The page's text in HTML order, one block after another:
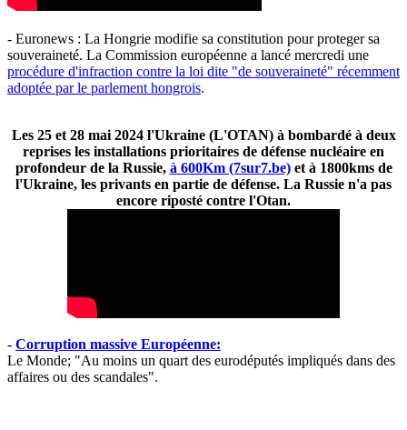
- Euronews : La Hongrie modifie sa constitution pour proteger sa
souveraineté. La Commission européenne a lancé mercredi une
procédure d'infraction contre la loi dite "de souveraineté" récemment
adoptée par le parlement hongrois.
Les 25 et 28 mai 2024 l'Ukraine (L'OTAN) à bombardé à deux
reprises les installations prioritaires de défense nucléaire en
profondeur de la Russie, à 600Km (7sur7.be)et à 1800kms de
l'Ukraine, les privants en partie de défense. La Russie n'a pas
encore riposté contre l'Otan.
- Corruption massive Européenne:
Le Monde; "Au moins un quart des eurodéputés impliqués dans des
affaires ou des scandales".